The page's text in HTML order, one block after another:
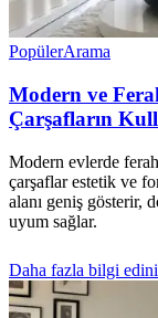
PopülerArama
Modern ve
Çarşafların
Modern evlerde
çarşaflar estetik ve
alanı geniş gösterir,
uyum sağlar.
Daha fazla bilgi